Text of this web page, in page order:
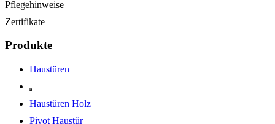
Pflegehinweise
Zertifikate
Produkte
Haustüren
Haustüren Holz
Pivot Haustür